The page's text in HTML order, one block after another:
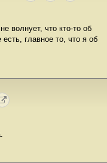
волнует, что кто-то об
главное то, что я об